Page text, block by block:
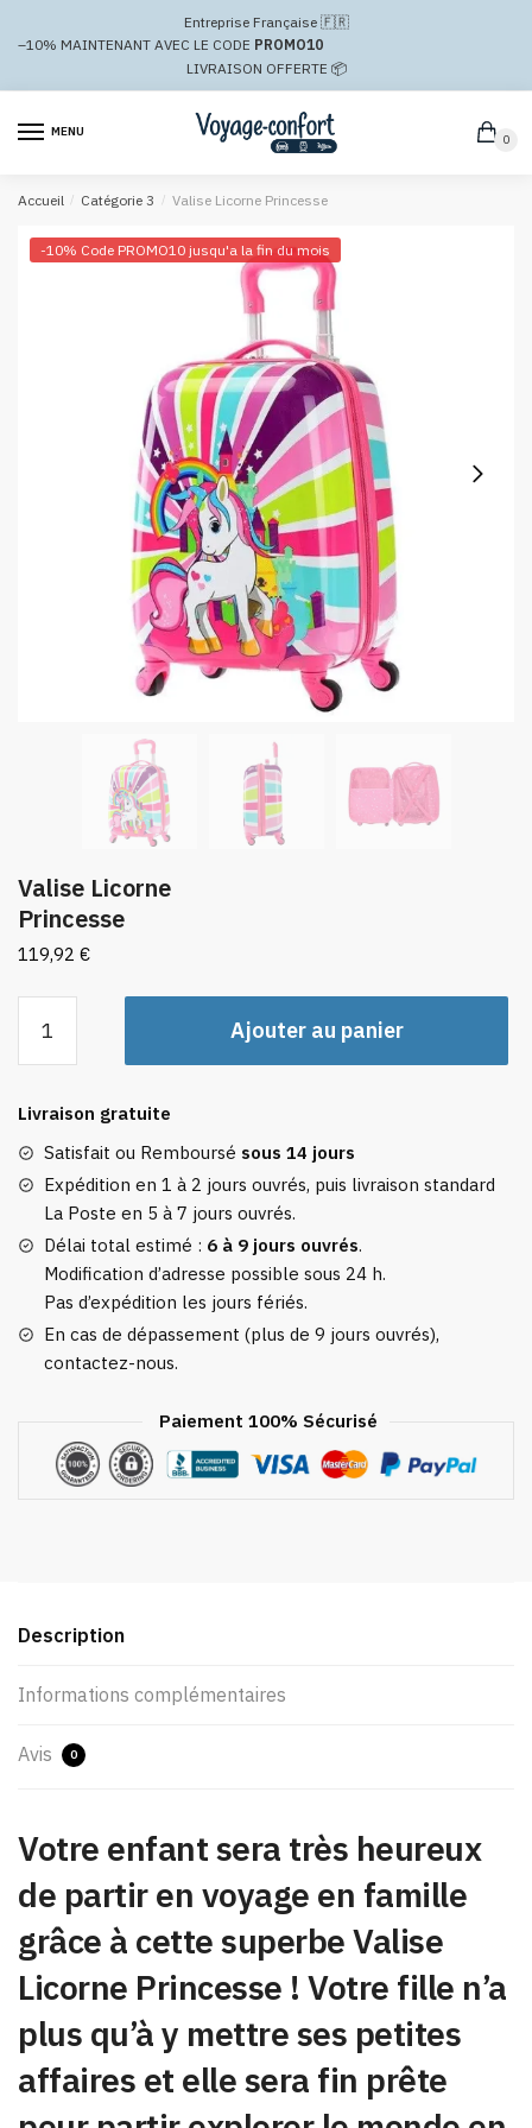
navigation
Entreprise Française 🇫🇷
–10% MAINTENANT AVEC LE CODE PROMO10
LIVRAISON OFFERTE 📦
MENU
0
Accueil / Catégorie 3 / Valise Licorne Princesse
-10% Code PROMO10 jusqu'a la fin du mois
Valise Licorne
Princesse
119,92 €
Valise
Princesse
Ajouter au panier
Livraison gratuite
Satisfait ou Remboursé sous 14 jours
Expédition en 1 à 2 jours ouvrés, puis livraison standard
La Poste en 5 à 7 jours ouvrés.
Délai total estimé : 6 à 9 jours ouvrés.
Modification d’adresse possible sous 24 h.
Pas d’expédition les jours fériés.
En cas de dépassement (plus de 9 jours ouvrés),
contactez-nous.
Paiement 100% Sécurisé
Description
Informations complémentaires
Avis 0
Votre enfant sera très heureux
de partir en voyage en famille
grâce à cette superbe Valise
Licorne Princesse ! Votre fille n’a
plus qu’à y mettre ses petites
affaires et elle sera fin prête